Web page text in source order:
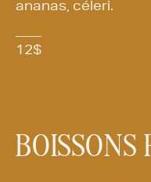
ananas, céleri.
12$
BOISSONS